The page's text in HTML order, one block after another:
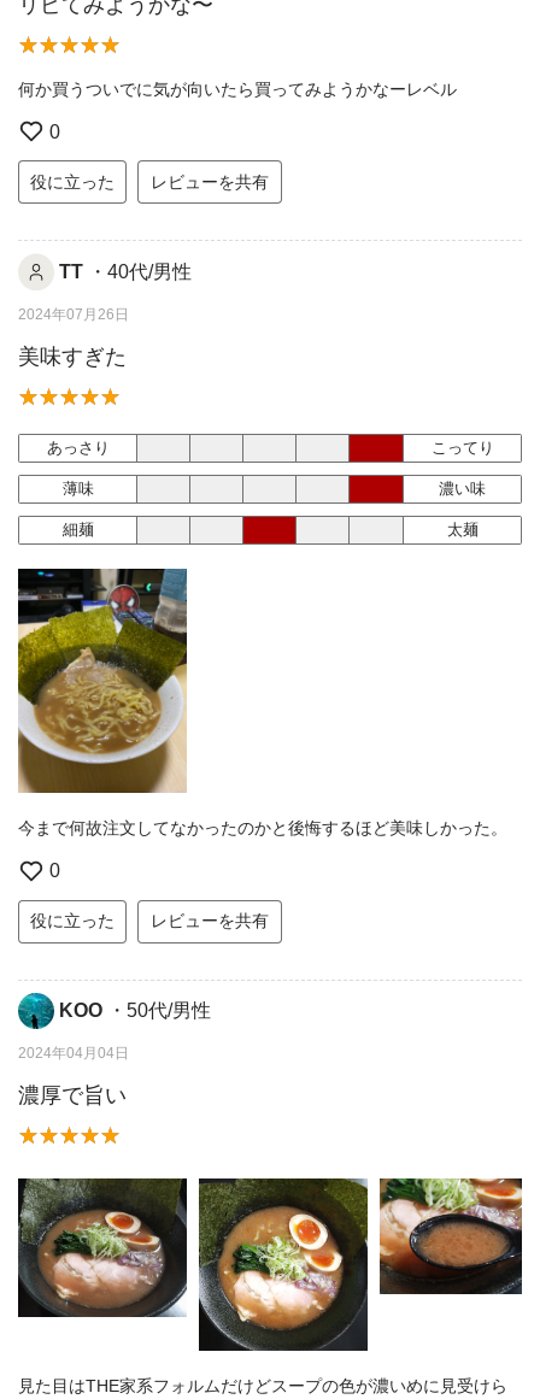
リピてみようかな〜
何か買うついでに気が向いたら買ってみようかなーレベル
0
役に立った レビューを共有
TT ・40代/男性
2024年07月26日
美味すぎた
あっさり こってり
薄味 濃い味
細麺 太麺
今まで何故注文してなかったのかと後悔するほど美味しかった。
0
役に立った レビューを共有
KOO ・50代/男性
2024年04月04日
濃厚で旨い
見た目はTHE家系フォルムだけどスープの色が濃いめに見受けら